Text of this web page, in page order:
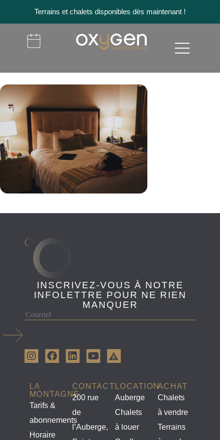
Terrains et chalets disponibles dès maintenant !
INSCRIVEZ-VOUS À NOTRE
INFOLETTRE POUR NE RIEN
MANQUER
LA
MONTAGNE
Tarifs &
abonnements
Horaire
CONTACT
200 rue
de
l’Auberge,
LOCATION
Auberge
Chalets
à louer
ACHAT
Chalets
à vendre
Terrains